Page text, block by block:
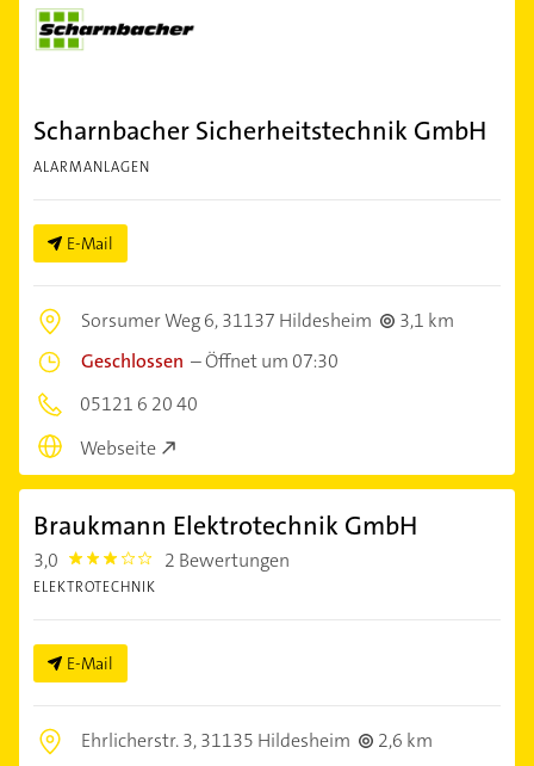
Scharnbacher Sicherheitstechnik GmbH
ALARMANLAGEN
E-Mail
Sorsumer Weg 6,31137 Hildesheim
3,1 km
Geschlossen –Öffnet um 07:30
05121 6 20 40
Webseite
Braukmann Elektrotechnik GmbH
3,0 3.0 2 Bewertungen
ELEKTROTECHNIK
E-Mail
Ehrlicherstr. 3,31135 Hildesheim
2,6 km